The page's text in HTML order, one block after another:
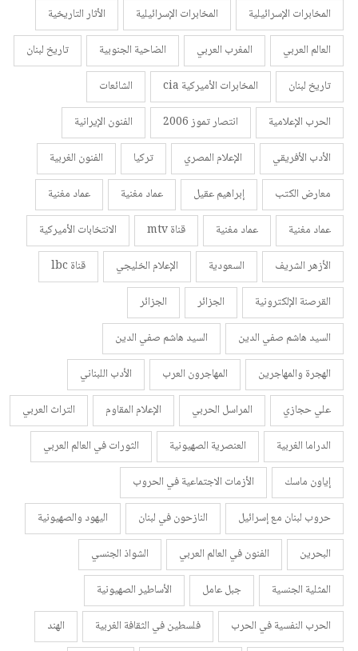
المخابرات الإسرائيلية
المخابرات الإسرائيلية
الأثار التاريخية
العالم العربي
المغرب العربي الضاحية الجنوبية
تاريخ لبنان
تاريخ لبنان
المخابرات الأميركية cia
الشائعات
الحرب الإعلامية
انتصار تموز 2006
الفنون الإيرانية
الأدب الأفريقي
الإعلام المصري تركيا
الفنون الغربية
معارض الكتب
إبراهيم عقيل عماد مغنية
عماد مغنية
عماد مغنية
عماد مغنية قناة mtv
الانتخابات الأميركية
الأزهر الشريف
السعودية الإعلام الخليجي
قناة lbc
القرصنة الإلكترونية
الجزائر
الجزائر
السيد هاشم صفي الدين
السيد هاشم صفي الدين
الهجرة والمهاجرين
المهاجرون العرب
الأدب اللبناني
علي حجازي
المراسل الحربي الإعلام المقاوم
التراث العربي
الدراما الغربية
العنصرية الصهيونية
الثورات في العالم العربي
إياون ماسك
الأزمات الاجتماعية في الحروب
حروب لبنان مع إسرائيل
النازحون في لبنان
اليهود والصهيونية
البحرين
الفنون في العالم العربي
الشواذ الجنسي
المثلية الجنسية
جبل عامل
الأساطير الصهيونية
الحرب النفسية في الحرب
فلسطين في الثقافة الغربية
الهند